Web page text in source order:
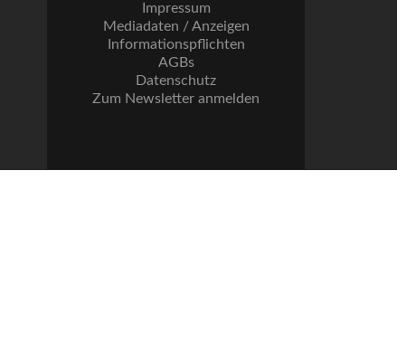
Impressum
Mediadaten / Anzeigen
Informationspflichten
AGBs
Datenschutz
Zum Newsletter anmelden